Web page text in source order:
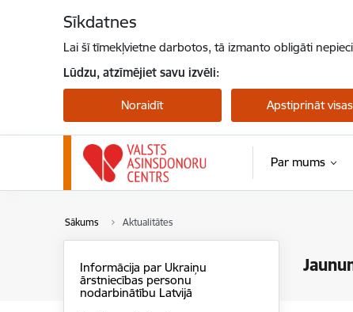
Sīkdatnes
Lai šī tīmekļvietne darbotos, tā izmanto obligāti
Lūdzu, atzīmējiet savu izvēli:
Noraidīt Apstiprināt visas
Par mums
Sākums Aktualitātes
Informācija par Ukraiņu
ārstniecības personu
nodarbinātību Latvijā